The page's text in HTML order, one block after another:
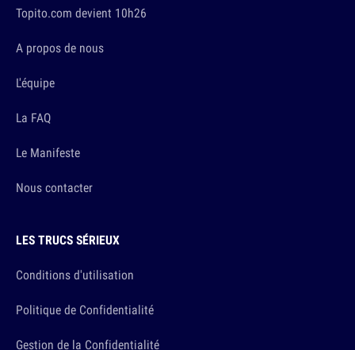
Topito.com devient 10h26
A propos de nous
L'équipe
La FAQ
Le Manifeste
Nous contacter
LES TRUCS SÉRIEUX
Conditions d'utilisation
Politique de Confidentialité
Gestion de la Confidentialité